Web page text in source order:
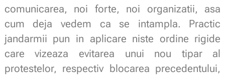
comunicarea, noi forte, noi organizatii, asa
cum deja vedem ca se intampla. Practic
jandarmii pun in aplicare niste ordine rigide
care vizeaza evitarea unui nou tipar al
protestelor, respectiv blocarea precedentului,